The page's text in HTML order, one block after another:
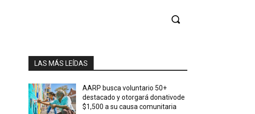
LAS MÁS LEÍDAS
AARP busca voluntario 50+
destacado y otorgará donativode
$1,500 a su causa comunitaria